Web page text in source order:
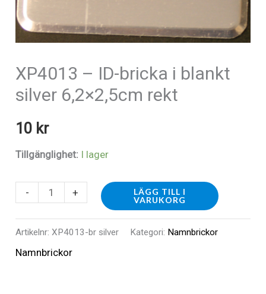
XP4013 – ID-bricka i blankt
silver 6,2×2,5cm rekt
10 kr
Tillgänglighet: I lager
-
XP4013
ID-
+
LÄGG TILL I
VARUKORG
Artikelnr:XP4013-br silver Kategori: Namnbrickor
Namnbrickor